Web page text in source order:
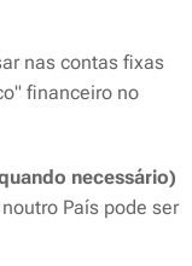
nas contas fixas
financeiro no
necessário)
País pode ser